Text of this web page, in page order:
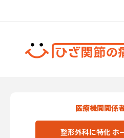
医療機関関係
整形外科に特化 ホ